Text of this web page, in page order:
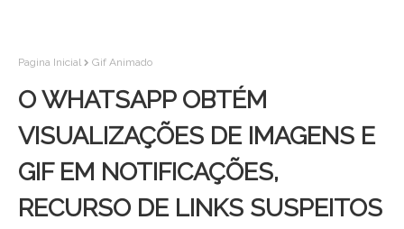
Pagina Inicial Gif Animado
O WHATSAPP OBTÉM
VISUALIZAÇÕES DE IMAGENS E
GIF EM NOTIFICAÇÕES,
RECURSO DE LINKS SUSPEITOS